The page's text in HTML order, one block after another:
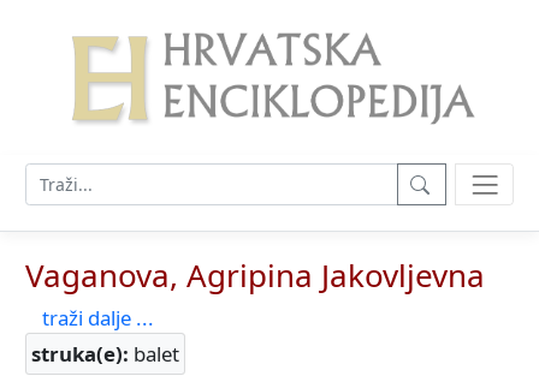
Vaganova, Agripina Jakovljevna
traži dalje ...
struka(e): balet